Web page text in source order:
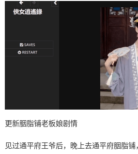
更新胭脂铺老板娘剧情
见过通平府王爷后，晚上去通平府胭脂铺